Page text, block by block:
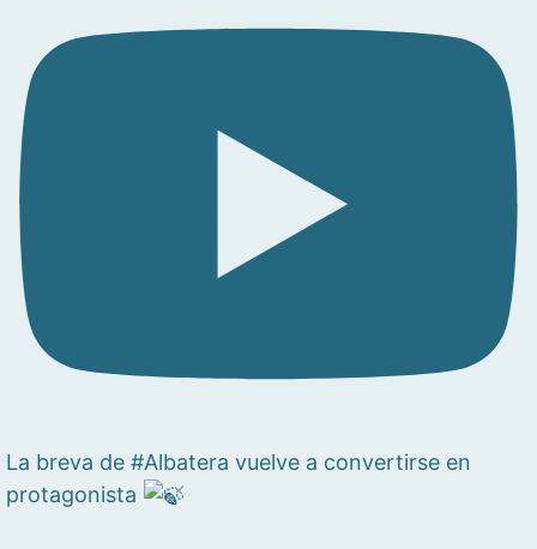
La breva de #Albatera vuelve a convertirse en
protagonista